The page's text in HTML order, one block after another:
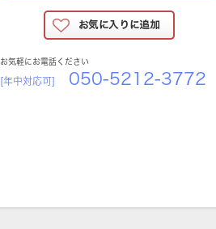
お気軽にお電話ください
[年中対応可] 050-5212-3772